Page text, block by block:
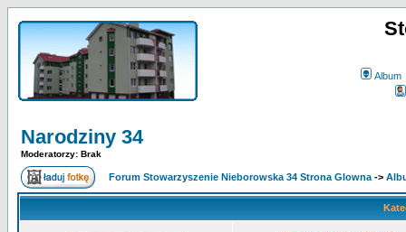
Album
Narodziny 34
Moderatorzy: Brak
Forum Stowarzyszenie Nieborowska 34 Strona Glowna ->